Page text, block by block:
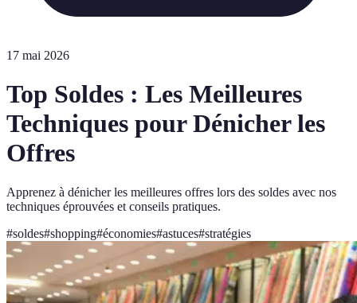
17 mai 2026
Top Soldes : Les Meilleures
Techniques pour Dénicher les
Offres
Apprenez à dénicher les meilleures offres lors des soldes avec nos
techniques éprouvées et conseils pratiques.
#soldes#shopping#économies#astuces#stratégies